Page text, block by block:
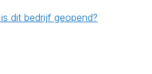
dit bedrijf geopend?